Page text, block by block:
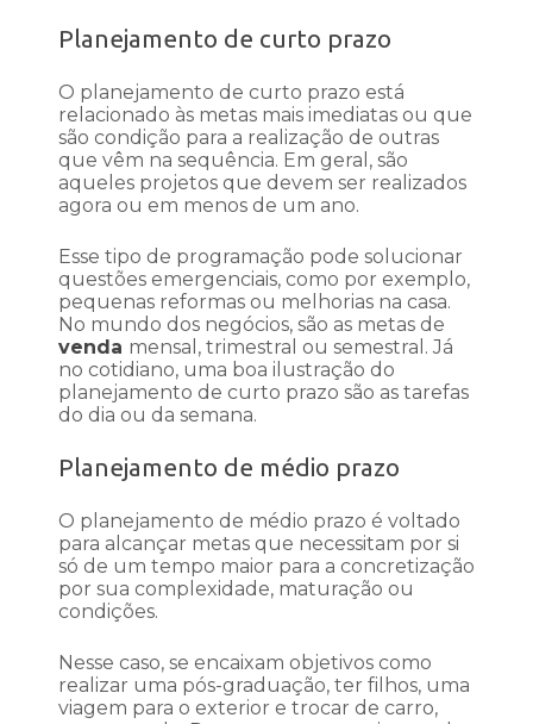
Planejamento de curto prazo
O planejamento de curto prazo está
relacionado às metas mais imediatas ou que
são condição para a realização de outras
que vêm na sequência. Em geral, são
aqueles projetos que devem ser realizados
agora ou em menos de um ano.
Esse tipo de programação pode solucionar
questões emergenciais, como por exemplo,
pequenas reformas ou melhorias na casa.
No mundo dos negócios, são as metas de
venda mensal, trimestral ou semestral. Já
no cotidiano, uma boa ilustração do
planejamento de curto prazo são as tarefas
do dia ou da semana.
Planejamento de médio prazo
O planejamento de médio prazo é voltado
para alcançar metas que necessitam por si
só de um tempo maior para a concretização
por sua complexidade, maturação ou
condições.
Nesse caso, se encaixam objetivos como
realizar uma pós-graduação, ter filhos, uma
viagem para o exterior e trocar de carro,